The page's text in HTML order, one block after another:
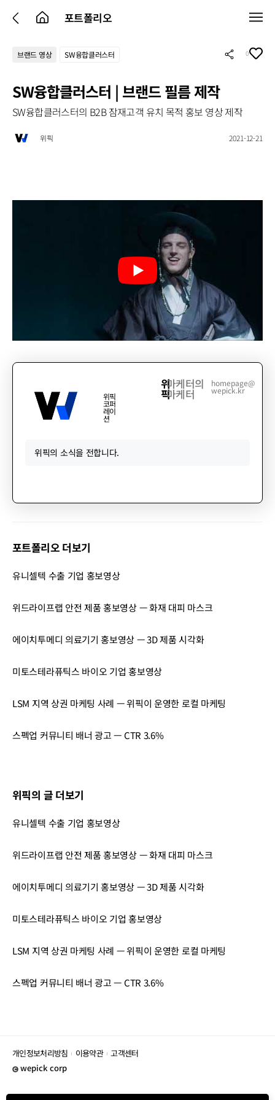
포트폴리오
브랜드 영상 SW융합클러스터 0
SW융합클러스터 | 브랜드 필름 제작
SW융합클러스터의 B2B 잠재고객 유치 목적 홍보 영상 제작
위픽 2021-12-21
위픽
코퍼
레이
션
위
픽
마케터의
마케터
homepage@
wepick.kr
위픽의 소식을 전합니다.
위픽의 글 더보기
유니셀텍 수출 기업 홍보영상
위드라이프랩 안전 제품 홍보영상 — 화재 대피 마스크
에이치투메디 의료기기 홍보영상 — 3D 제품 시각화
미토스테라퓨틱스 바이오 기업 홍보영상
LSM 지역 상권 마케팅 사례 — 위픽이 운영한 로컬 마케팅
스펙업 커뮤니티 배너 광고 — CTR 3.6%
포트폴리오 더보기
유니셀텍 수출 기업 홍보영상
위드라이프랩 안전 제품 홍보영상 — 화재 대피 마스크
에이치투메디 의료기기 홍보영상 — 3D 제품 시각화
미토스테라퓨틱스 바이오 기업 홍보영상
LSM 지역 상권 마케팅 사례 — 위픽이 운영한 로컬 마케팅
스펙업 커뮤니티 배너 광고 — CTR 3.6%
개인정보처리방침 이용약관
고객센터
wepick corp